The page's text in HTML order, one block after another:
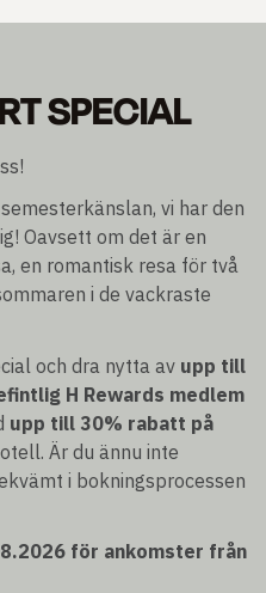
SPECIAL
vi har den
Oavsett om det är en
en romantisk resa för två
i de vackraste
och dra nytta av upp till
H Rewards medlem
upp till 30% rabatt på
Är du ännu inte
i bokningsprocessen
för ankomster från